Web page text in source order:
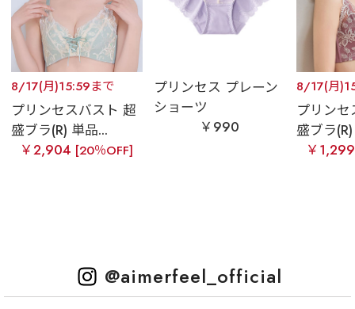
8/17(月)15:59まで
プリンセスバスト 超
盛ブラ(R) 単品...
￥2,904 [20％OFF]
プリンセス プレーン
ショーツ
￥990
8/17(月
プリン
盛ブラ
￥
@aimerfeel_official